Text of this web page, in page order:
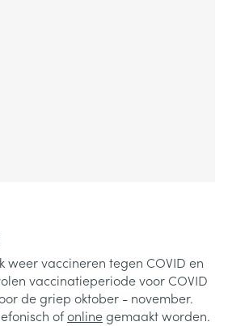
weer vaccineren tegen COVID en
vaccinatieperiode voor COVID
de griep oktober - november.
ofonlinegemaakt worden.